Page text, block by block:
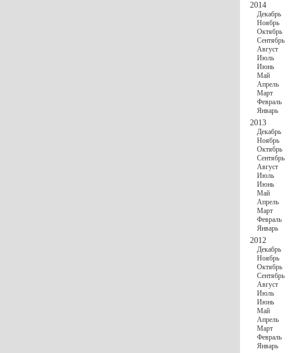
2014
Декабрь
Ноябрь
Октябрь
Сентябрь
Август
Июль
Июнь
Май
Апрель
Март
Февраль
Январь
2013
Декабрь
Ноябрь
Октябрь
Сентябрь
Август
Июль
Июнь
Май
Апрель
Март
Февраль
Январь
2012
Декабрь
Ноябрь
Октябрь
Сентябрь
Август
Июль
Июнь
Май
Апрель
Март
Февраль
Январь